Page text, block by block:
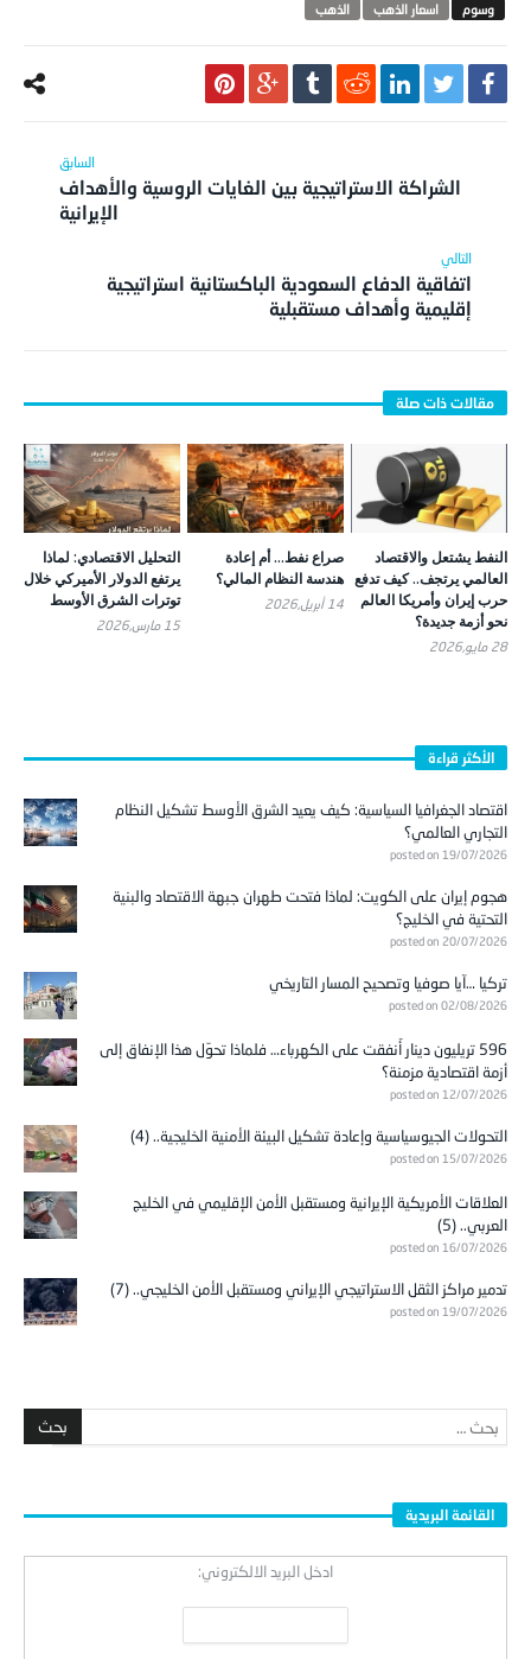
اسعار الذهب الذهب
الشراكة الاستراتيجية بين الغايات الروسية والأهداف
الإيرانية
اتفاقية الدفاع السعودية الباكستانية استراتيجية
إقليمية وأهداف مستقبلية
النفط يشتعل والاقتصاد
العالمي يرتجف.. كيف تدفع
حرب إيران وأمريكا العالم
نحو أزمة جديدة؟
28 مايو,2026
صراع نفط… أم إعادة
هندسة النظام المالي؟
14 أبريل,2026
التحليل الاقتصادي: لماذا
يرتفع الدولار الأميركي خلال
توترات الشرق الأوسط
15 مارس,2026
الأكثر قراءة
اقتصاد الجغرافيا السياسية: كيف يعيد الشرق الأوسط تشكيل النظام
التجاري العالمي؟
posted on 19/07/2026
هجوم إيران على الكويت: لماذا فتحت طهران جبهة الاقتصاد والبنية
التحتية في الخليج؟
posted on 20/07/2026
تركيا …آيا صوفيا وتصحيح المسار التاريخي
posted on 02/08/2026
596 تريليون دينار أُنفقت على الكهرباء… فلماذا تحوّل هذا الإنفاق إلى
أزمة اقتصادية مزمنة؟
posted on 12/07/2026
التحولات الجيوسياسية وإعادة تشكيل البيئة الأمنية الخليجية.. (4)
posted on 15/07/2026
العلاقات الأمريكية الإيرانية ومستقبل الأمن الإقليمي في الخليج
العربي.. (5)
posted on 16/07/2026
تدمير مراكز الثقل الاستراتيجي الإيراني ومستقبل الأمن الخليجي.. (7)
posted on 19/07/2026
القائمة البريدية
ادخل البريد الالكتروني: